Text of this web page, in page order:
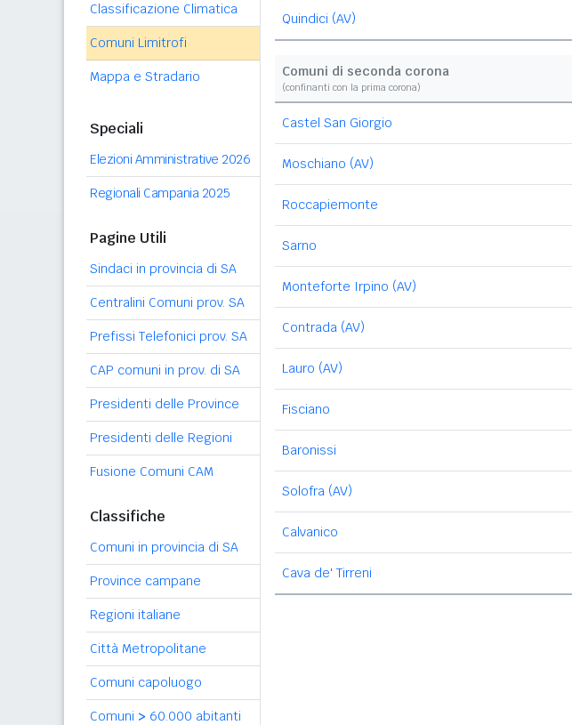
Classificazione Climatica
Comuni Limitrofi
Mappa e Stradario
Speciali
Elezioni Amministrative 2026
Regionali Campania 2025
Pagine Utili
Sindaci in provincia di SA
Centralini Comuni prov. SA
Prefissi Telefonici prov. SA
CAP comuni in prov. di SA
Presidenti delle Province
Presidenti delle Regioni
Fusione Comuni CAM
Classifiche
Comuni in provincia di SA
Province campane
Regioni italiane
Città Metropolitane
Comuni capoluogo
Comuni > 60.000 abitanti
Quindici (AV)
Comuni di seconda corona
(confinanti con la prima corona)
Castel San Giorgio
Moschiano (AV)
Roccapiemonte
Sarno
Monteforte Irpino (AV)
Contrada (AV)
Lauro (AV)
Fisciano
Baronissi
Solofra (AV)
Calvanico
Cava de' Tirreni